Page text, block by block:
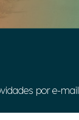
por e-mail